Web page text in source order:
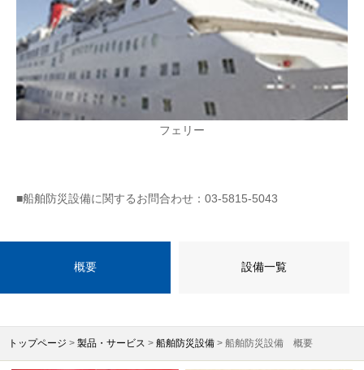
フェリー
■船舶防災設備に関するお問合わせ：03-5815-5043
概要 設備一覧
トップページ > 製品・サービス > 船舶防災設備 > 船舶防災設備 概要